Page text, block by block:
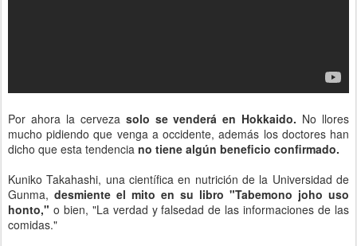
Por ahora la cerveza solo se venderá en Hokkaido. No llores
mucho pidiendo que venga a occidente, además los doctores han
dicho que esta tendencia no tiene algún beneficio confirmado.
Kuniko Takahashi, una científica en nutrición de la Universidad de
Gunma, desmiente el mito en su libro "Tabemono joho uso
honto," o bien, "La verdad y falsedad de las informaciones de las
comidas."